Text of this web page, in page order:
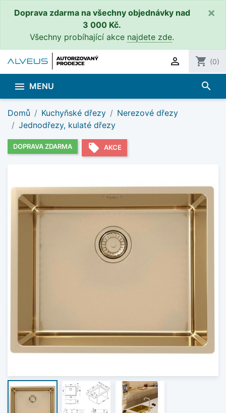
Doprava zdarma na všechny objednávky nad
3 000 Kč.
Všechny probíhající akce najdete zde.
×
 shopping_cart (0)
 MENU search
Domů Kuchyňské dřezy
Nerezové dřezy
Jednodřezy, kulaté dřezy
DOPRAVA ZDARMA local_offer AKCE